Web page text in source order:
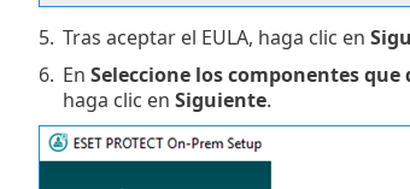
5. Tras aceptar el EULA, haga clic en
6. En Seleccione los componentes
haga clic en Siguiente.